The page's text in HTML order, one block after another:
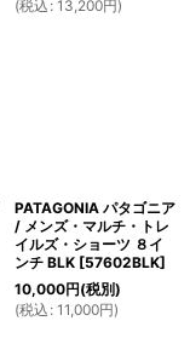
(税込 : 13,200円)
PATAGONIA パタゴニア
/ メンズ・マルチ・トレ
イルズ・ショーツ ８イ
ンチ BLK [57602BLK]
10,000円(税別)
(税込 : 11,000円)